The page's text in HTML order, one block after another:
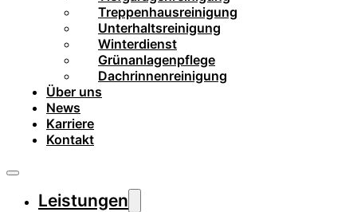
Treppenhausreinigung
Unterhaltsreinigung
Winterdienst
Grünanlagenpflege
Dachrinnenreinigung
Über uns
News
Karriere
Kontakt
Leistungen